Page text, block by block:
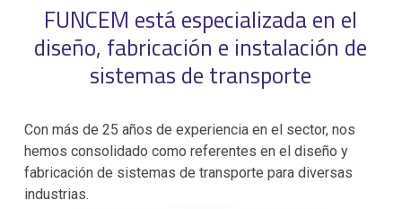
FUNCEM está especializada en el
diseño, fabricación e instalación de
sistemas de transporte
Con más de 25 años de experiencia en el sector, nos
hemos consolidado como referentes en el diseño y
fabricación de sistemas de transporte para diversas
industrias.